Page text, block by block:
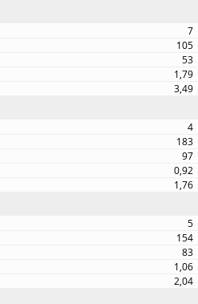
7
105
53
1,79
3,49
4
183
97
0,92
1,76
5
154
83
1,06
2,04